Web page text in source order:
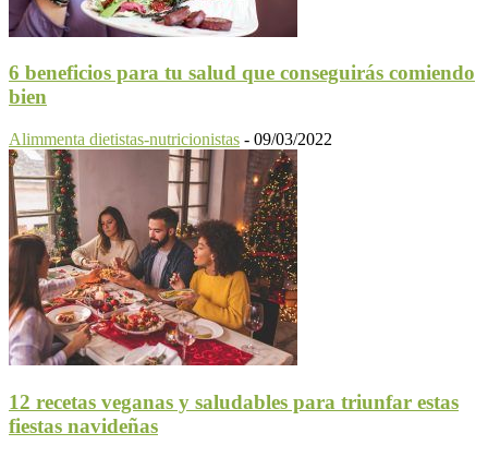
6 beneficios para tu salud que conseguirás comiendo
bien
Alimmenta dietistas-nutricionistas - 09/03/2022
12 recetas veganas y saludables para triunfar estas
fiestas navideñas